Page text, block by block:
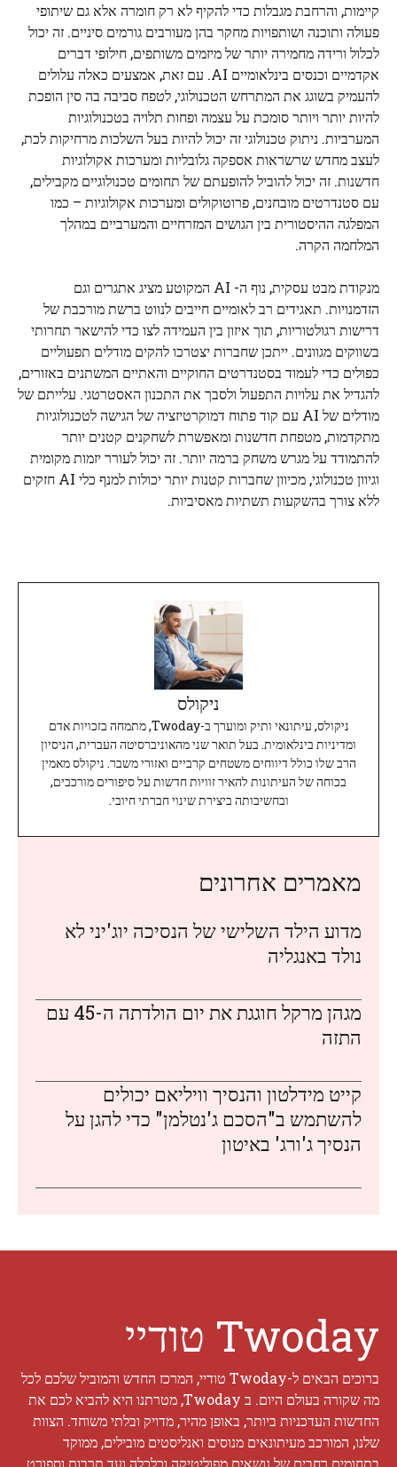
קיימות, והרחבת מגבלות כדי להקיף לא רק חומרה אלא גם שיתופי
פעולה ותוכנה ושותפויות מחקר בהן מעורבים גורמים סיניים. זה יכול
לכלול ורידה מחמירה יותר של מיזמים משותפים, חילופי דברים
אקדמיים וכנסים בינלאומיים AI. עם זאת, אמצעים כאלה עלולים
להעמיק בשוגג את המתרחש הטכנולוגי, לטפח סביבה בה סין הופכת
להיות יותר ויותר סומכת על עצמה ופחות תלויה בטכנולוגיות
המערביות. ניתוק טכנולוגי זה יכול להיות בעל השלכות מרחיקות לכת,
לעצב מחדש שרשראות אספקה ​​גלובליות ומערכות אקולוגיות
חדשנות. זה יכול להוביל להופעתם של תחומים טכנולוגיים מקבילים,
עם סטנדרטים מובחנים, פרוטוקולים ומערכות אקולוגיות – כמו
המפלגה ההיסטורית בין הגושים המזרחיים והמערביים במהלך
המלחמה הקרה.
מנקודת מבט עסקית, נוף ה- AI המקוטע מציג אתגרים וגם
הזדמנויות. תאגידים רב לאומיים חייבים לנווט ברשת מורכבת של
דרישות רגולטוריות, תוך איזון בין העמידה לצו כדי להישאר תחרותי
בשווקים מגוונים. ייתכן שחברות יצטרכו להקים מודלים תפעוליים
כפולים כדי לעמוד בסטנדרטים החוקיים והאתיים המשתנים באזורים,
להגדיל את עלויות התפעול ולסבך את התכנון האסטרטגי. עלייתם של
מודלים של AI עם קוד פתוח דמוקרטיזציה של הגישה לטכנולוגיות
מתקדמות, מטפחת חדשנות ומאפשרת לשחקנים קטנים יותר
להתמודד על מגרש משחק ברמה יותר. זה יכול לעורר יזמות מקומית
וגיוון טכנולוגי, מכיוון שחברות קטנות יותר יכולות למנף כלי AI חזקים
ללא צורך בהשקעות תשתיות מאסיביות.
ניקולס
ניקולס, עיתונאי ותיק ומוערך ב-Twoday, מתמחה בזכויות אדם
ומדיניות בינלאומית. בעל תואר שני מהאוניברסיטה העברית, הניסיון
הרב שלו כולל דיווחים משטחים קרביים ואזורי משבר. ניקולס מאמין
בכוחה של העיתונות להאיר זוויות חדשות על סיפורים מורכבים,
ובחשיבותה ביצירת שינוי חברתי חיובי.
מאמרים אחרונים
מדוע הילד השלישי של הנסיכה יוג'יני לא
נולד באנגליה
מגהן מרקל חוגגת את יום הולדתה ה-45 עם
התזה
קייט מידלטון והנסיך וויליאם יכולים
להשתמש ב"הסכם ג'נטלמן" כדי להגן על
הנסיך ג'ורג' באיטון
Twoday טודיי
ברוכים הבאים ל-Twoday טודיי, המרכז החדש והמוביל שלכם לכל
מה שקורה בעולם היום. ב Twoday, מטרתנו היא להביא לכם את
החדשות העדכניות ביותר, באופן מהיר, מדויק ובלתי משוחד. הצוות
שלנו, המורכב מעיתונאים מנוסים ואנליסטים מובילים, ממוקד
בתחומים רחבים של נושאים מפוליטיקה וכלכלה ועד תרבות וספורט.